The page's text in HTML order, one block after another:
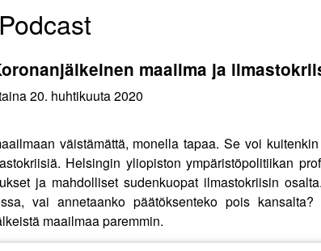
maailma ja
20. huhtikuuta 2020
väistämättä, monella tapaa. Se voi
Helsingin yliopiston ympäristöpolitiikan
ja mahdolliset sudenkuopat ilmastokriisin
vai annetaanko päätöksenteko pois
maailmaa paremmin.